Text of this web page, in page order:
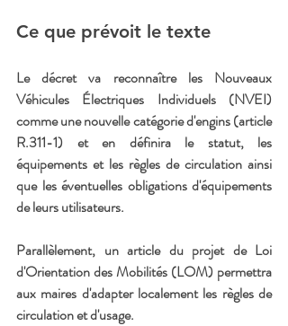
Ce que prévoit le texte
Le décret va reconnaître les Nouveaux
Véhicules Électriques Individuels (NVEI)
comme une nouvelle catégorie d'engins (article
R.311-1) et en définira le statut, les
équipements et les règles de circulation ainsi
que les éventuelles obligations d'équipements
de leurs utilisateurs.
Parallèlement, un article du projet de Loi
d'Orientation des Mobilités (LOM) permettra
aux maires d'adapter localement les règles de
circulation et d'usage.